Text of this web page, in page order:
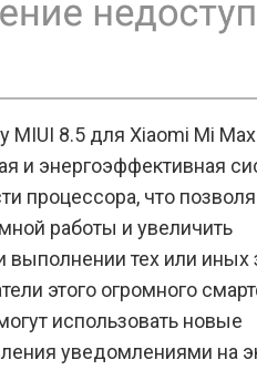
MIUI 8.5 для Xiaomi Mi
и энергоэффективная
процессора, что
работы и увеличить
выполнении тех или иных
этого огромного
использовать новые
уведомлениями на